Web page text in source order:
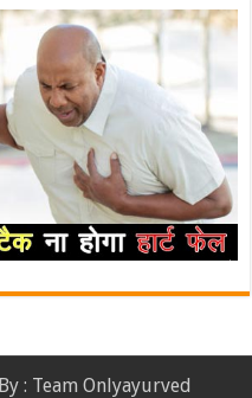
: Team Onlyayurved